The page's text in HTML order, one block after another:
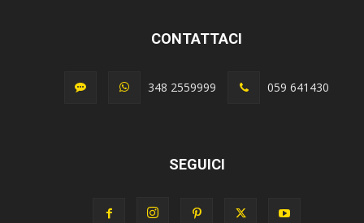
CONTATTACI
348 2559999 059 641430
SEGUICI